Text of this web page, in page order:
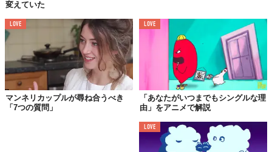
Image byThe School of Life
叶わない片思いをすると「相手は他にもいるだろう」とアドバイ
変えていた
LOVE
マンネリカップルが尋ね合うべき
「7つの質問」
LOVE
「あなたがいつまでもシングルな理
由」をアニメで解説
LOVE